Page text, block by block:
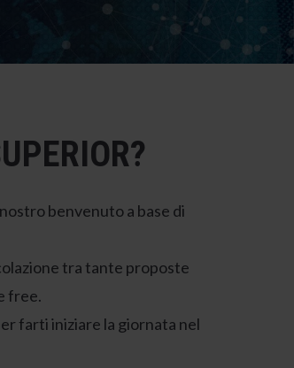
benvenuto a base di
tra tante proposte
free.
farti iniziare la giornata nel